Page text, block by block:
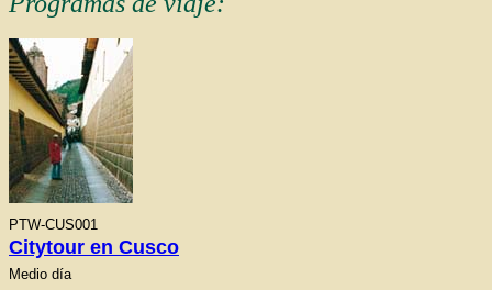
PTW-CUS001
Citytour en Cusco
Medio día